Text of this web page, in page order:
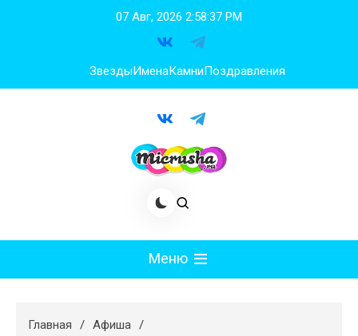
07 Авг, 2026 2:58:37 PM
ЗвездыИменаКамниПоздравления
Меню
Худеем
Главная
Афиша